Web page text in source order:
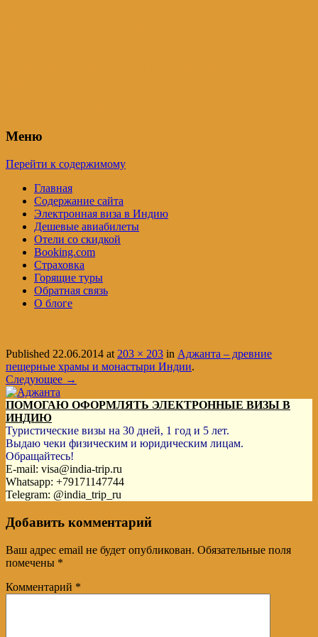
Меню
Перейти к содержимому
Главная
Содержание сайта
Электронная виза в Индию
Дешевые авиабилеты
Отели со скидкой
Booking.com
Страховка
Горящие туры
Обратная связь
О блоге
Published 22.06.2014 at203 × 203 in Аджанта – древние
пещерные храмы и монастыри Индии.
Следующее →
ПОМОГАЮ ОФОРМЛЯТЬ ЭЛЕКТРОННЫЕ ВИЗЫ В
ИНДИЮ
Туристические визы на 30 дней, 1 год и 5 лет.
Выдаю чеки физическим и юридическим лицам.
Обращайтесь!
E-mail: visa@india-trip.ru
Whatsapp: +79171147744
Telegram: @india_trip_ru
Добавить комментарий
Ваш адрес email не будет опубликован. Обязательные поля
помечены *
Комментарий *